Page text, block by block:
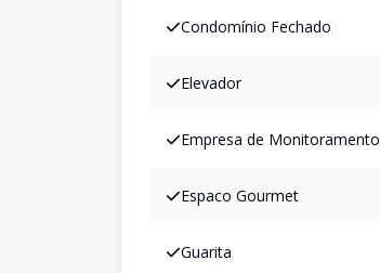
Condomínio Fechado
Elevador
Empresa de Monitoramento
Espaco Gourmet
Guarita